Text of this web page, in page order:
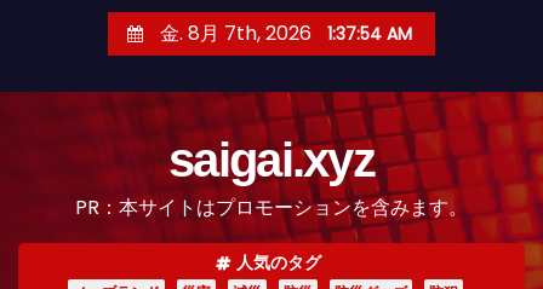
金. 8月 7th, 2026 1:37:56 AM
saigai.xyz
PR：本サイトはプロモーションを含みます。
人気のタグ